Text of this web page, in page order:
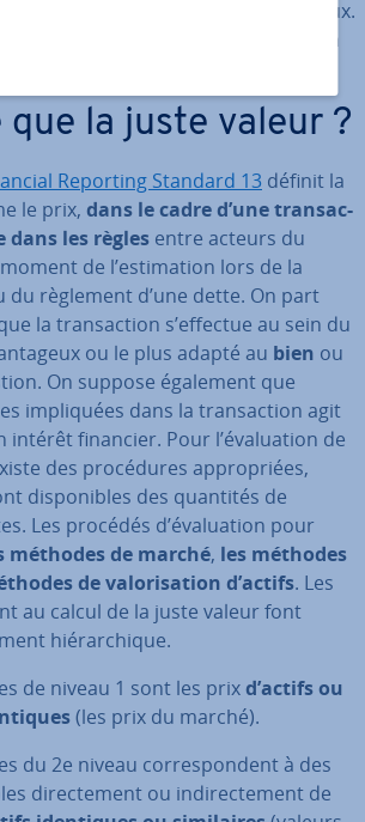
l’en­tre­prise évaluée est judicieux.
annuels, la juste valeur est un
pour la réussite future.
que la juste valeur ?
Reporting Standard 13 définit la
le prix, dans le cadre d’une tran­sac­
les règles entre acteurs du
de l’es­ti­ma­tion lors de la
du règlement d’une dette. On part
la tran­sac­tion s’effectue au sein du
ou le plus adapté au bien ou
On suppose également que
im­pli­quées dans la tran­sac­tion agit
intérêt financier. Pour l’éva­lua­tion de
des pro­cé­dures ap­pro­priées,
dis­po­nibles des quantités de
Les procédés d’éva­lua­tion pour
méthodes de marché, les méthodes
de va­lo­ri­sa­tion d’actifs. Les
au calcul de la juste valeur font
hié­rar­chique.
de niveau 1 sont les prixd’actifsou
(les prix du marché).
du 2e niveau cor­res­pon­dent à des
di­rec­te­ment ou in­di­rec­te­ment de